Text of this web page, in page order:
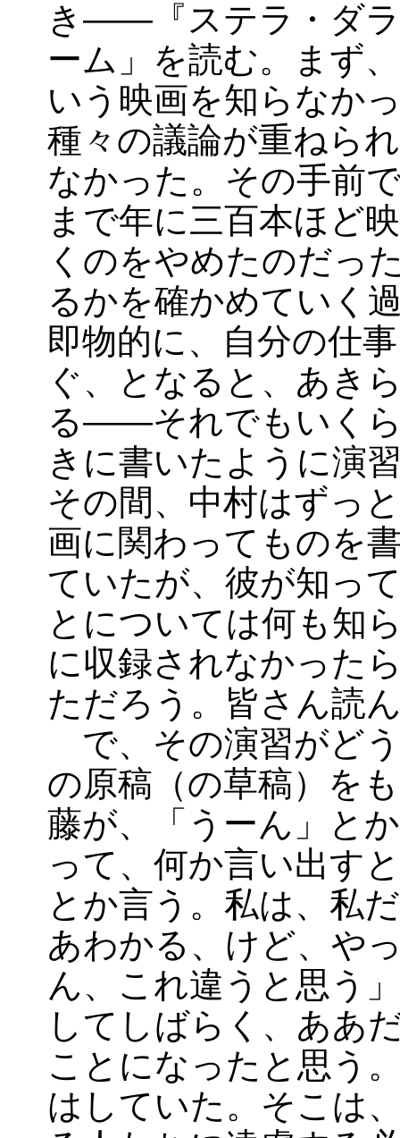
き――『ステラ・ダラ
ーム」を読む。まず
いう映画を知らなか
種々の議論が重ねら
なかった。その手前
まで年に三百本ほど
くのをやめたのだっ
るかを確かめていく
即物的に、自分の仕
ぐ、となると、あき
る――それでもいく
きに書いたように演
その間、中村はずっ
画に関わってものを
ていたが、彼が知っ
とについては何も知
に収録されなかった
ただろう。皆さん読
で、その演習がど
の原稿（の草稿）を
藤が、「うーん」と
って、何か言い出す
とか言う。私は、私
あわかる、けど、や
ん、これ違うと思う
してしばらく、ああ
ことになったと思う
はしていた。そこは